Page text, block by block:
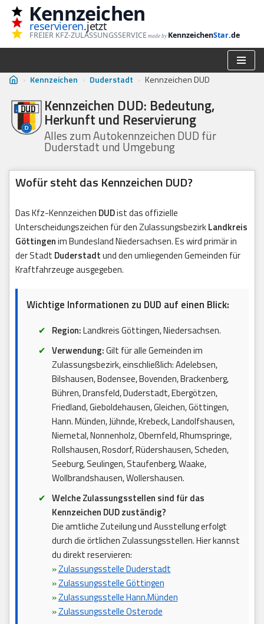
Zum
Inhalt
Kennzeichen
reservieren.jetzt
FREIER KFZ-ZULASSUNGSSERVICE made by KennzeichenStar.de
› Kennzeichen › Duderstadt › Kennzeichen DUD
Kennzeichen DUD: Bedeutung,
Herkunft und Reservierung
Alles zum Autokennzeichen DUD für
Duderstadt und Umgebung
Wofür steht das Kennzeichen DUD?
Das Kfz-Kennzeichen DUDist das offizielle
Unterscheidungszeichen für den ZulassungsbezirkLandkreis
Göttingenim Bundesland Niedersachsen. Es wird primär in
der Stadt Duderstadtund den umliegenden Gemeinden für
Kraftfahrzeuge ausgegeben.
Wichtige Informationen zu DUD auf einen Blick:
Region:Landkreis Göttingen, Niedersachsen.
Verwendung:Gilt für alle Gemeinden im
Zulassungsbezirk, einschließlich: Adelebsen,
Bilshausen, Bodensee, Bovenden, Brackenberg,
Bühren, Dransfeld, Duderstadt, Ebergötzen,
Friedland, Gieboldehausen, Gleichen, Göttingen,
Hann. Münden, Jühnde, Krebeck, Landolfshausen,
Niemetal, Nonnenholz, Obernfeld, Rhumspringe,
Rollshausen, Rosdorf, Rüdershausen, Scheden,
Seeburg, Seulingen, Staufenberg, Waake,
Wollbrandshausen, Wollershausen.
Welche Zulassungsstellen sind für das
Kennzeichen DUD zuständig?
Die amtliche Zuteilung und Ausstellung erfolgt
durch die örtlichen Zulassungsstellen. Hier kannst
du direkt reservieren:
»Zulassungsstelle Duderstadt
»Zulassungsstelle Göttingen
»Zulassungsstelle Hann.Münden
»Zulassungsstelle Osterode